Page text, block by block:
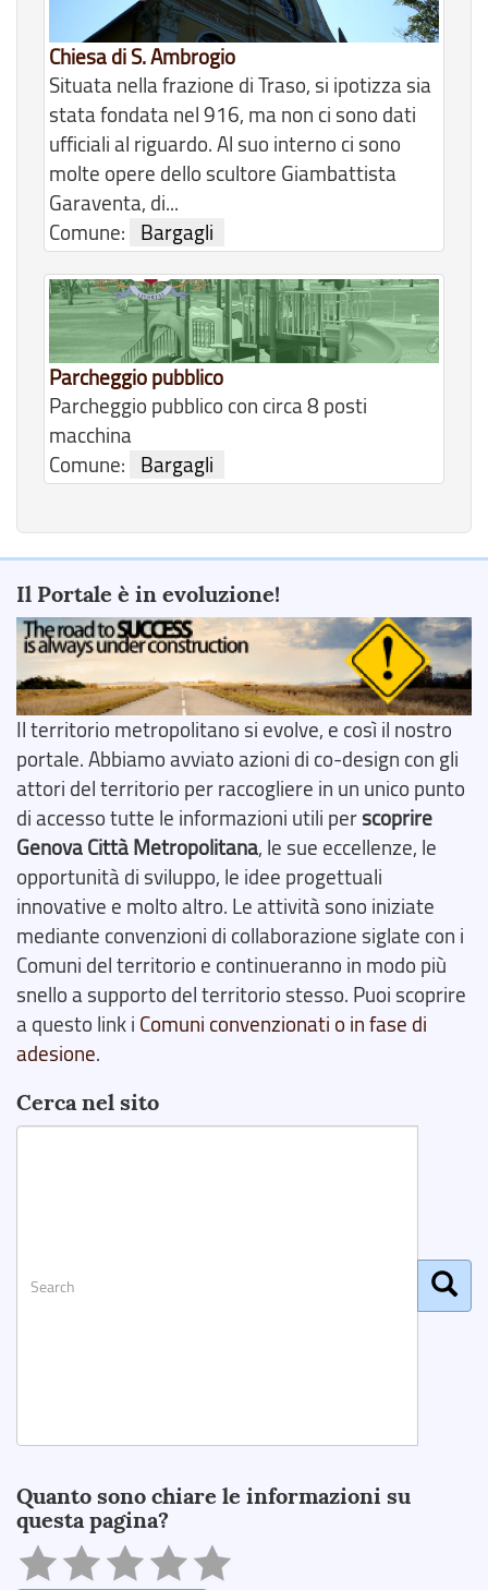
Chiesa di S. Ambrogio
Situata nella frazione di Traso, si ipotizza sia
stata fondata nel 916, ma non ci sono dati
ufficiali al riguardo. Al suo interno ci sono
molte opere dello scultore Giambattista
Garaventa, di...
Comune:
Bargagli
Parcheggio pubblico
Parcheggio pubblico con circa 8 posti
macchina
Comune:
Bargagli
Il Portale è in evoluzione!
Il territorio metropolitano si evolve, e così il nostro
portale. Abbiamo avviato azioni di co-design con gli
attori del territorio per raccogliere in un unico punto
di accesso tutte le informazioni utili perscoprire
Genova Città Metropolitana, le sue eccellenze, le
opportunità di sviluppo, le idee progettuali
innovative e molto altro. Le attività sono iniziate
mediante convenzioni di collaborazione siglate con i
Comuni del territorio e continueranno in modo più
snello a supporto del territorio stesso. Puoi scoprire
a questo link i Comuni convenzionati o in fase di
adesione.
Cerca nel sito
Quanto sono chiare le informazioni su
questa pagina?